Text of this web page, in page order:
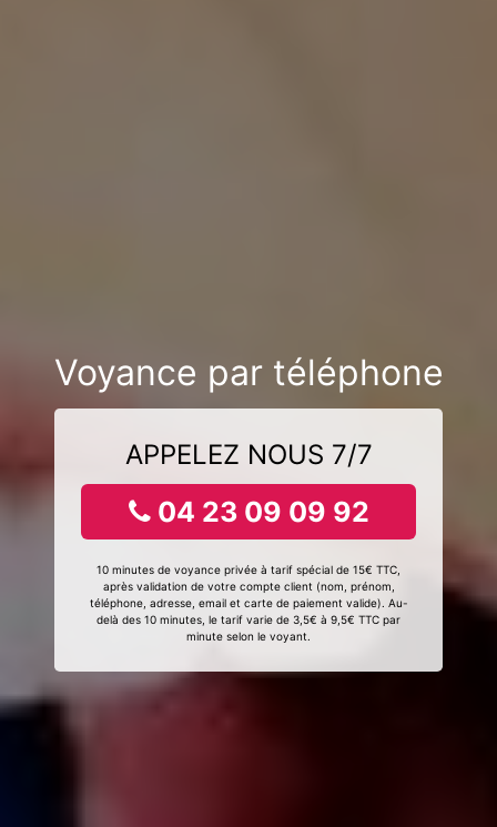
Voyance par téléphone
APPELEZ NOUS 7/7
04 23 09 09 92
10 minutes de voyance privée à tarif spécial de 15€ TTC,
après validation de votre compte client (nom, prénom,
téléphone, adresse, email et carte de paiement valide). Au-
delà des 10 minutes, le tarif varie de 3,5€ à 9,5€ TTC par
minute selon le voyant.